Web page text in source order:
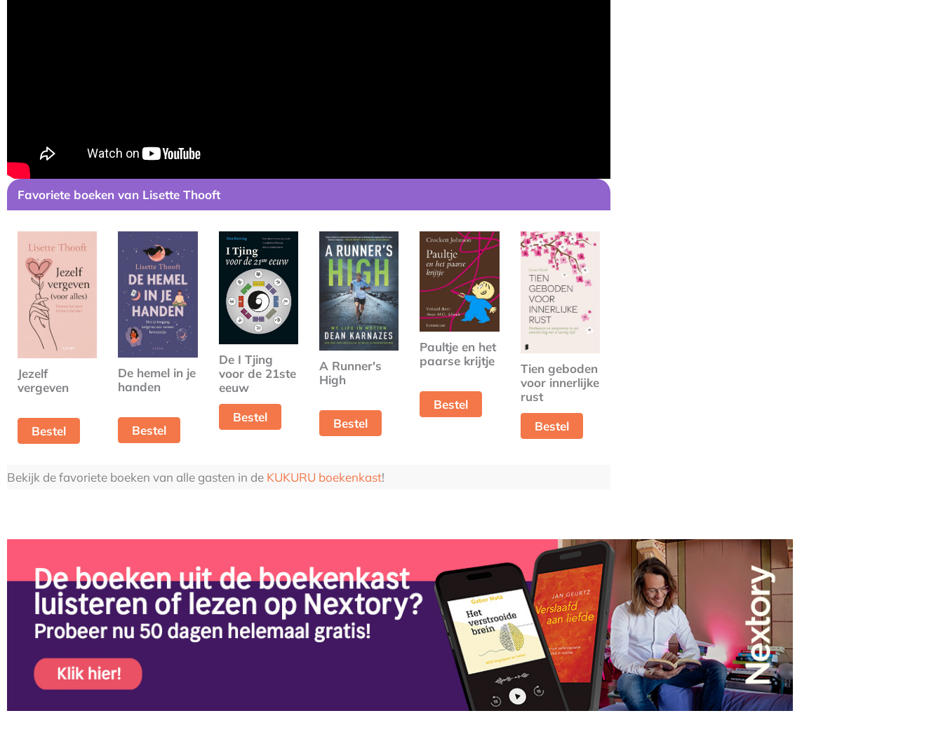
Favoriete boeken van Lisette Thooft
Jezelf
vergeven
Bestel
De hemel in je
handen
Bestel
De I Tjing
voor de 21ste
eeuw
Bestel
A Runner's
High
Bestel
Paultje en het
paarse krijtje
Bestel
Tien geboden
voor innerlijke
rust
Bestel
Bekijk de favoriete boeken van alle gasten in de KUKURU boekenkast!